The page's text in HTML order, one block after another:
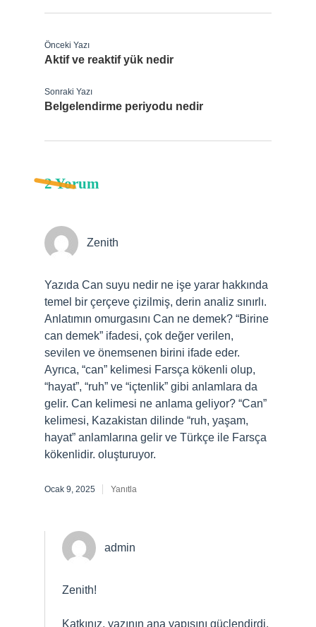
Önceki Yazı
Aktif ve reaktif yük nedir
Sonraki Yazı
Belgelendirme periyodu nedir
2 Yorum
Zenith
Yazıda Can suyu nedir ne işe yarar hakkında
temel bir çerçeve çizilmiş, derin analiz sınırlı.
Anlatımın omurgasını Can ne demek? “Birine
can demek” ifadesi, çok değer verilen,
sevilen ve önemsenen birini ifade eder.
Ayrıca, “can” kelimesi Farsça kökenli olup,
“hayat”, “ruh” ve “içtenlik” gibi anlamlara da
gelir. Can kelimesi ne anlama geliyor? “Can”
kelimesi, Kazakistan dilinde “ruh, yaşam,
hayat” anlamlarına gelir ve Türkçe ile Farsça
kökenlidir. oluşturuyor.
Ocak 9, 2025 Yanıtla
admin
Zenith!
Katkınız, yazının ana yapısını güçlendirdi,